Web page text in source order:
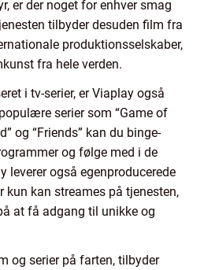
er der noget for enhver smag
tilbyder desuden film fra
produktionsselskaber,
fra hele verden.
i tv-serier, er Viaplay også
serier som “Game of
og “Friends” kan du binge-
og følge med i de
leverer også egenproducerede
kun kan streames på tjenesten,
at få adgang til unikke og
og serier på farten, tilbyder